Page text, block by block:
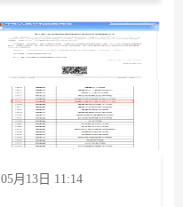
05月13日 11:14